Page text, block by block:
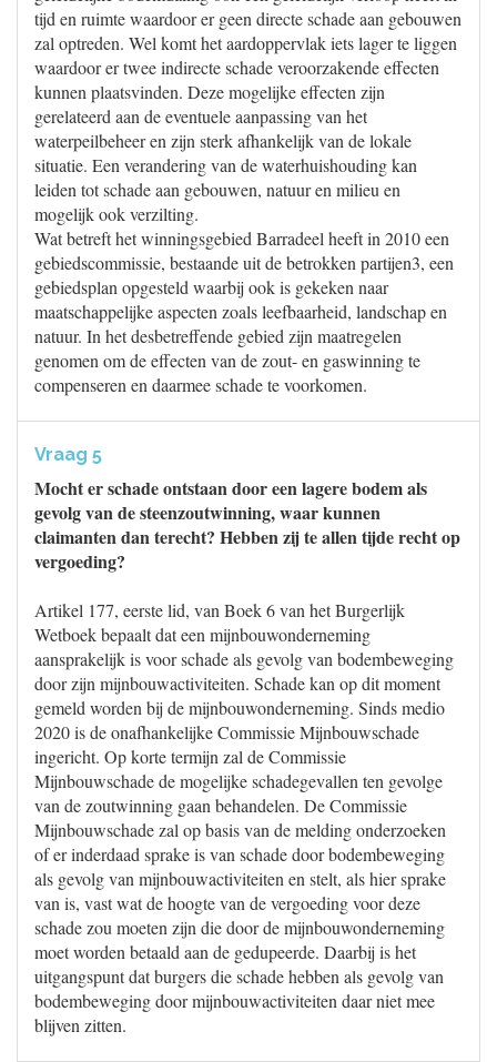
tijd en ruimte waardoor er geen directe schade aan gebouwen
zal optreden. Wel komt het aardoppervlak iets lager te liggen
waardoor er twee indirecte schade veroorzakende effecten
kunnen plaatsvinden. Deze mogelijke effecten zijn
gerelateerd aan de eventuele aanpassing van het
waterpeilbeheer en zijn sterk afhankelijk van de lokale
situatie. Een verandering van de waterhuishouding kan
leiden tot schade aan gebouwen, natuur en milieu en
mogelijk ook verzilting.
Wat betreft het winningsgebied Barradeel heeft in 2010 een
gebiedscommissie, bestaande uit de betrokken partijen3, een
gebiedsplan opgesteld waarbij ook is gekeken naar
maatschappelijke aspecten zoals leefbaarheid, landschap en
natuur. In het desbetreffende gebied zijn maatregelen
genomen om de effecten van de zout- en gaswinning te
compenseren en daarmee schade te voorkomen.
Vraag 5
Mocht er schade ontstaan door een lagere bodem als
gevolg van de steenzoutwinning, waar kunnen
claimanten dan terecht? Hebben zij te allen tijde recht op
vergoeding?
Artikel 177, eerste lid, van Boek 6 van het Burgerlijk
Wetboek bepaalt dat een mijnbouwonderneming
aansprakelijk is voor schade als gevolg van bodembeweging
door zijn mijnbouwactiviteiten. Schade kan op dit moment
gemeld worden bij de mijnbouwonderneming. Sinds medio
2020 is de onafhankelijke Commissie Mijnbouwschade
ingericht. Op korte termijn zal de Commissie
Mijnbouwschade de mogelijke schadegevallen ten gevolge
van de zoutwinning gaan behandelen. De Commissie
Mijnbouwschade zal op basis van de melding onderzoeken
of er inderdaad sprake is van schade door bodembeweging
als gevolg van mijnbouwactiviteiten en stelt, als hier sprake
van is, vast wat de hoogte van de vergoeding voor deze
schade zou moeten zijn die door de mijnbouwonderneming
moet worden betaald aan de gedupeerde. Daarbij is het
uitgangspunt dat burgers die schade hebben als gevolg van
bodembeweging door mijnbouwactiviteiten daar niet mee
blijven zitten.